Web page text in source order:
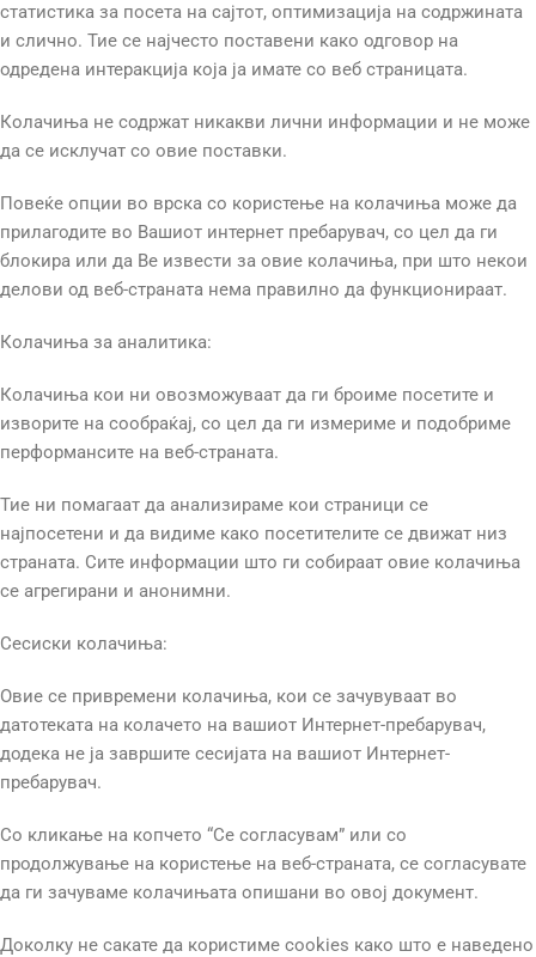
статистика за посета на сајтот, оптимизација на содржината
и слично. Тие се најчесто поставени како одговор на
одредена интеракција која ја имате со веб страницата.
Колачиња не содржат никакви лични информации и не може
да се исклучат со овие поставки.
Повеќе опции во врска со користење на колачиња може да
прилагодите во Вашиот интернет пребарувач, со цел да ги
блокира или да Ве извести за овие колачиња, при што некои
делови од веб-страната нема правилно да функционираат.
Колачиња за аналитика:
Колачиња кои ни овозможуваат да ги броиме посетите и
изворите на сообраќај, со цел да ги измериме и подобриме
перформансите на веб-страната.
Тие ни помагаат да анализираме кои страници се
најпосетени и да видиме како посетителите се движат низ
страната. Сите информации што ги собираат овие колачиња
се агрегирани и анонимни.
Сесиски колачиња:
Овие се привремени колачиња, кои се зачувуваат во
датотеката на колачето на вашиот Интернет-пребарувач,
додека не ја завршите сесијата на вашиот Интернет-
пребарувач.
Со кликање на копчето “Се согласувам” или со
продолжување на користење на веб-страната, се согласувате
да ги зачуваме колачињата опишани во овој документ.
Доколку не сакате да користиме cookies како што е наведено